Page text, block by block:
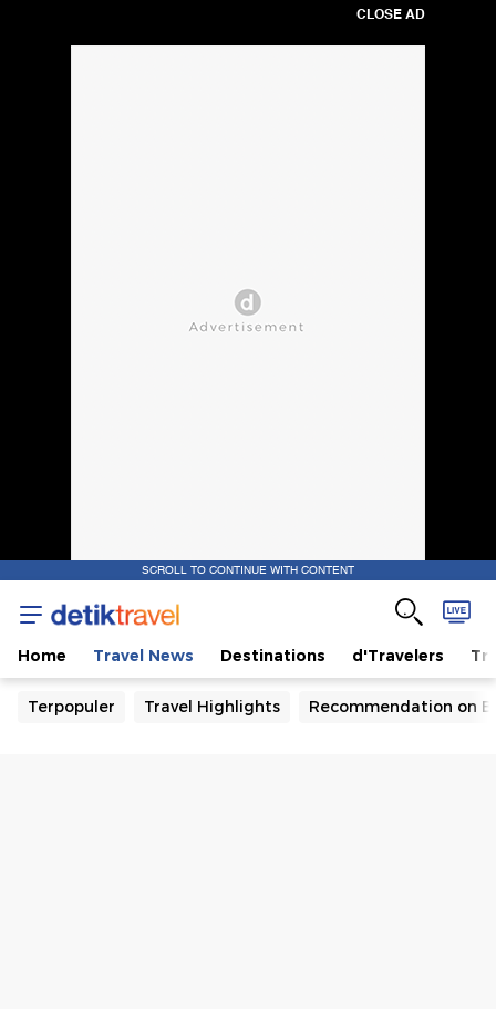
CLOSE AD
SCROLL TO CONTINUE WITH CONTENT
Home Travel News Destinations d'Travelers
Terpopuler Travel Highlights Recommendation on